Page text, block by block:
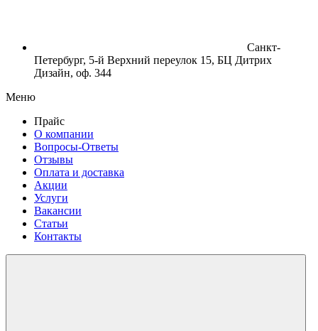
Санкт-
Петербург, 5-й Верхний переулок 15, БЦ Дитрих
Дизайн, оф. 344
Меню
Прайс
О компании
Вопросы-Ответы
Отзывы
Оплата и доставка
Акции
Услуги
Вакансии
Статьи
Контакты